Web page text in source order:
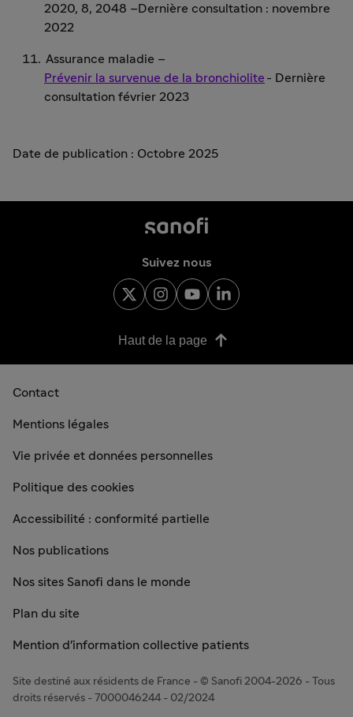
2020, 8, 2048 –Dernière consultation : novembre
2022
Assurance maladie –
Prévenir la survenue de la bronchiolite - Dernière
consultation février 2023
Date de publication : Octobre 2025
Suivez nous
Haut de la page
Contact
Mentions légales
Vie privée et données personnelles
Politique des cookies
Accessibilité : conformité partielle
Nos publications
Nos sites Sanofi dans le monde
Plan du site
Mention d'information collective patients
Site destiné aux résidents de France - © Sanofi 2004-2026 - Tous
droits réservés - 7000046244 - 02/2024